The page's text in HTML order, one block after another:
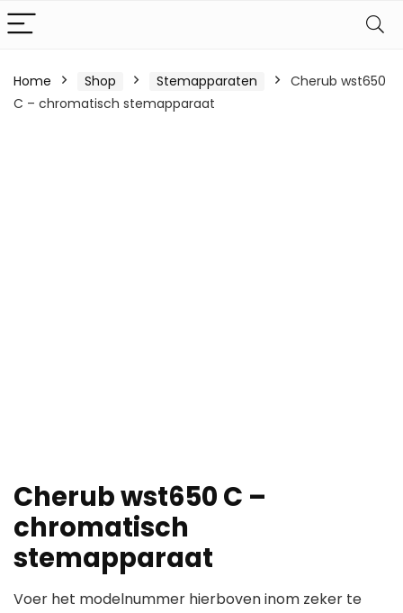
Home Shop Stemapparaten
Cherub wst650
C – chromatisch stemapparaat
Cherub wst650 C –
chromatisch
stemapparaat
Voer het modelnummer hierboven inom zeker te